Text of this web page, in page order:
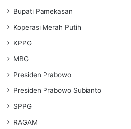
Bupati Pamekasan
Koperasi Merah Putih
KPPG
MBG
Presiden Prabowo
Presiden Prabowo Subianto
SPPG
RAGAM